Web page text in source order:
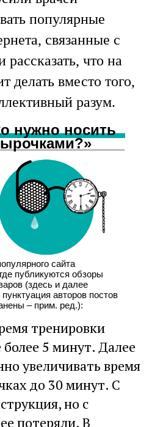
популярные
связанные с
что на
делать вместо того,
разум.
сайта
публикуются обзоры
(здесь и далее
авторов постов
– прим. ред.):
нужно носить
тренировки
5 минут. Далее
увеличивать время
до 30 минут. С
но с
потеряли. В